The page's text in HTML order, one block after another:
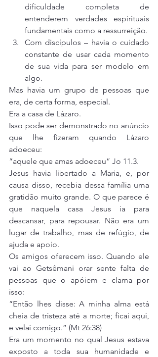
dificuldade completa de
entenderem verdades espirituais
fundamentais como a ressurreição.
Com discípulos – havia o cuidado
constante de usar cada momento
de sua vida para ser modelo em
algo.
Mas havia um grupo de pessoas que
era, de certa forma, especial.
Era a casa de Lázaro.
Isso pode ser demonstrado no anúncio
que lhe fizeram quando Lázaro
adoeceu:
“aquele que amas adoeceu” Jo 11.3.
Jesus havia libertado a Maria, e, por
causa disso, recebia dessa família uma
gratidão muito grande. O que parece é
que naquela casa Jesus ia para
descansar, para repousar. Não era um
lugar de trabalho, mas de refúgio, de
ajuda e apoio.
Os amigos oferecem isso. Quando ele
vai ao Getsêmani orar sente falta de
pessoas que o apóiem e clama por
isso:
“Então lhes disse: A minha alma está
cheia de tristeza até a morte; ficai aqui,
e velai comigo.” (Mt 26:38)
Era um momento no qual Jesus estava
exposto a toda sua humanidade e